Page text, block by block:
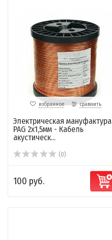
избранное сравнить
Электрическая мануфактура
PAG 2x1,5мм - Кабель
акустическ...
(0)
100 руб.